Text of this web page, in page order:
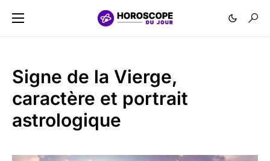
Signe de la Vierge,
caractère et portrait
astrologique